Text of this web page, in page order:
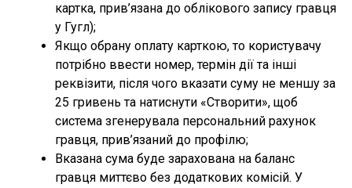
картка, прив’язана до облікового запису гравця
у Гугл);
Якщо обрану оплату карткою, то користувачу
потрібно ввести номер, термін дії та інші
реквізити, після чого вказати суму не меншу за
25 гривень та натиснути «Створити», щоб
система згенерувала персональний рахунок
гравця, прив’язаний до профілю;
Вказана сума буде зарахована на баланс
гравця миттєво без додаткових комісій. У